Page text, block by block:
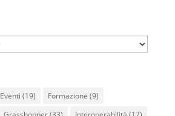
Eventi (19) Formazione (9)